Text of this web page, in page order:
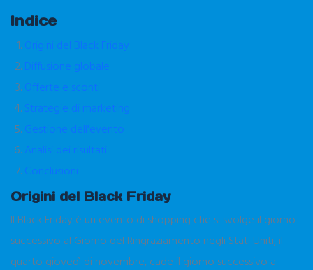
Indice
Origini del Black Friday
Diffusione globale
Offerte e sconti
Strategie di marketing
Gestione dell'evento
Analisi dei risultati
Conclusioni
Origini del Black Friday
Il Black Friday è un evento di shopping che si svolge il giorno
successivo al Giorno del Ringraziamento negli Stati Uniti, il
quarto giovedì di novembre, cade il giorno successivo a